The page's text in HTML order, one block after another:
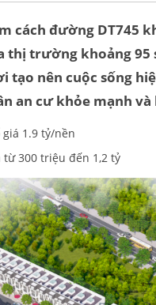
cách đường DT745
thị trường khoảng
tạo nên cuộc sống
an cư khỏe mạnh và
1.9 tỷ/nền
từ 300 triệu đến 1,2 tỷ